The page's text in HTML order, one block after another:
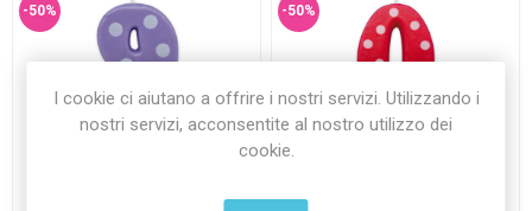
-50% -50%
I cookie ci aiutano a offrire i nostri servizi. Utilizzando i
nostri servizi, acconsentite al nostro utilizzo dei
cookie.